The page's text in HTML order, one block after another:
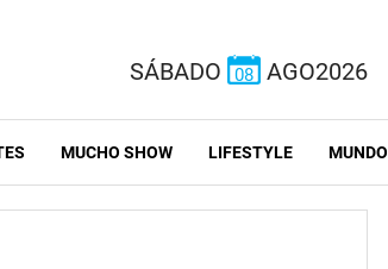
SÁBADO 08 AGO2026
MUCHO SHOW LIFESTYLE MUNDO